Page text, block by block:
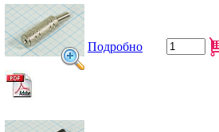
Подробно